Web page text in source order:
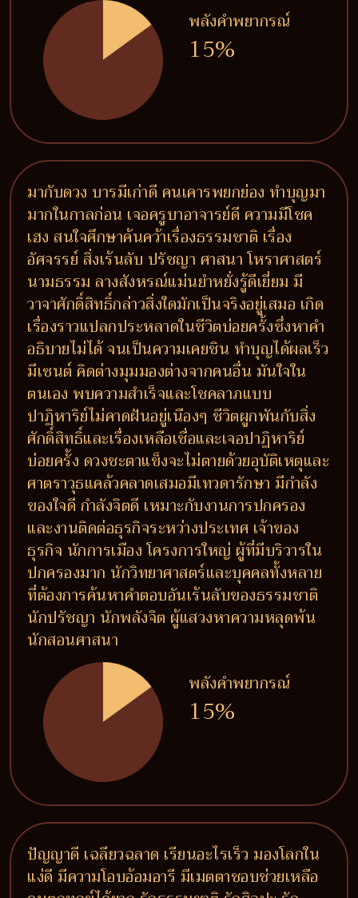
พลังคำพยากรณ์
15%
มากับดวง บารมีเก่าดี คนเคารพยกย่อง ทำบุญมา
มากในกาลก่อน เจอครูบาอาจารย์ดี ความมีโชค
เฮง สนใจศึกษาค้นคว้าเรื่องธรรมชาติ เรื่อง
อัศจรรย์ สิ่งเร้นลับ ปรัชญา ศาสนา โหราศาสตร์
นามธรรม ลางสังหรณ์แม่นยำหยั่งรู้ดีเยี่ยม มี
วาจาศักดิ์สิทธิ์กล่าวสิ่งใดมักเป็นจริงอยู่เสมอ เกิด
เรื่องราวแปลกประหลาดในชีวิตบ่อยครั้งซึ่งหาคำ
อธิบายไม่ได้ จนเป็นความเคยชิน ทำบุญได้ผลเร็ว
มีเซนต์ คิดต่างมุมมองต่างจากคนอื่น มันใจใน
ตนเอง พบความสำเร็จและโชคลาภแบบ
ปาฏิหาริย์ไม่คาดฝันอยู่เนืองๆ ชีวิตผูกพันกับสิ่ง
ศักดิ์สิทธิ์และเรื่องเหลือเชื่อและเจอปาฏิหาริย์
บ่อยครั้ง ดวงชะตาแข็งจะไม่ตายด้วยอุบัติเหตุและ
ศาตราวุธแคล้วคลาดเสมอมีเทวดารักษา มีกำลัง
ของใจดี กำลังจิตดี เหมาะกับงานการปกครอง
และงานติดต่อธุรกิจระหว่างประเทศ เจ้าของ
ธุรกิจ นักการเมือง โครงการใหญ่ ผู้ที่มีบริวารใน
ปกครองมาก นักวิทยาศาสตร์และบุคคลทั้งหลาย
ที่ต้องการค้นหาคำตอบอันเร้นลับของธรรมชาติ
นักปรัชญา นักพลังจิต ผู้แสวงหาความหลุดพ้น
นักสอนศาสนา
พลังคำพยากรณ์
15%
ปัญญาดี เฉลียวฉลาด เรียนอะไรเร็ว มองโลกใน
แง่ดี มีความโอบอ้อมอารี มีเมตตาชอบช่วยเหลือ